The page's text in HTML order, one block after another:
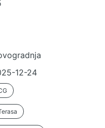
12-24